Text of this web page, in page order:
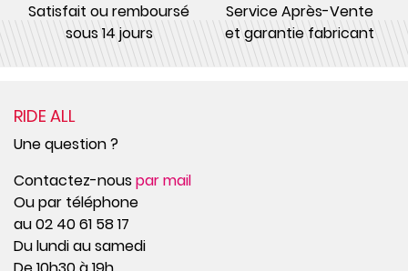
Satisfait ou remboursé
sous 14 jours
Service Après-Vente
et garantie fabricant
RIDE ALL
Une question ?
Contactez-nouspar mail
Ou par téléphone
au 02 40 61 58 17
Du lundi au samedi